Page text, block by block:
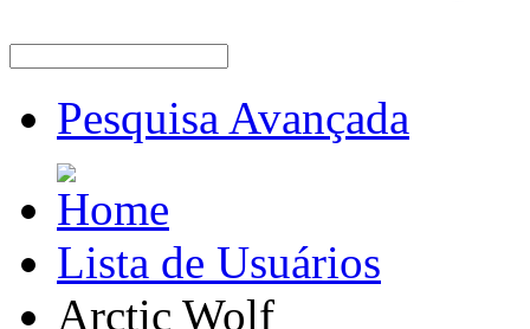
Pesquisa Avançada
Lista de Usuários
Arctic Wolf